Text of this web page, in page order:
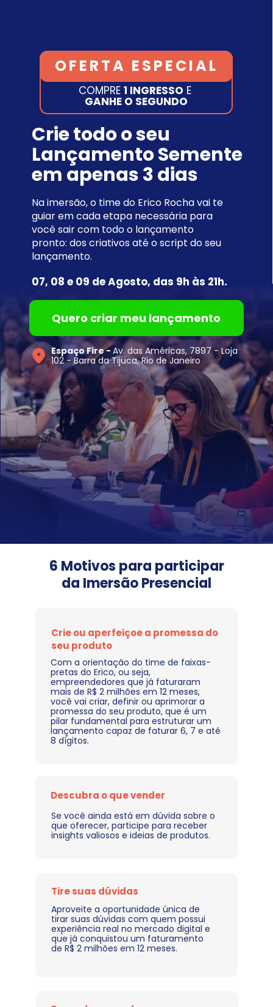
Crie todo o seu
Lançamento Semente
em apenas 3 dias
Na imersão, o time do Erico Rocha vai te
guiar em cada etapa necessária para
você sair com todo o lançamento
pronto: dos criativos até o script do seu
lançamento.
OFERTA ESPECIAL
COMPRE 1 INGRESSO E
GANHE O SEGUNDO
07, 08 e 09 de Agosto, das 9h às 21h.
Quero criar meu lançamento
Espaço Fire - Av. das Américas, 7897 - Loja
102 - Barra da Tijuca, Rio de Janeiro
da Imersão Presencial
Descubra o que vender
Crie ou aperfeiçoe a promessa do
seu produto
Tire suas dúvidas
Se você ainda está em dúvida sobre o
que oferecer, participe para receber
insights valiosos e ideias de produtos.
Aproveite a oportunidade única de
tirar suas dúvidas com quem possui
experiência real no mercado digital e
que já conquistou um faturamento
de R$ 2 milhões em 12 meses.
Com a orientação do time de faixas-
pretas do Erico, ou seja,
empreendedores que já faturaram
mais de R$ 2 milhões em 12 meses,
você vai criar, definir ou aprimorar a
promessa do seu produto, que é um
pilar fundamental para estruturar um
lançamento capaz de faturar 6, 7 e até
8 dígitos.